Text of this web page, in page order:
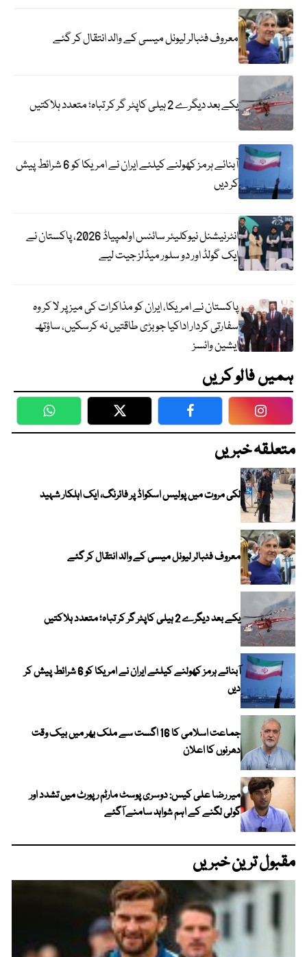
معروف فٹبالر لیونل میسی کے والد انتقال کر گئے
یکے بعد دیگرے 2 ہیلی کاپٹر گر کر تباہ؛ متعدد ہلاکتیں
آبنائے ہرمز کھولنے کیلئے ایران نے امریکا کو 6 شرائط پیش
کر دیں
انٹرنیشنل نیوکلیئر سائنس اولمپیاڈ 2026، پاکستان نے
ایک گولڈ اور دو سلور میڈلز جیت لیے
پاکستان نے امریکا، ایران کو مذاکرات کی میز پر لا کر وہ
سفارتی کردار اداکیا جو بڑی طاقتیں نہ کرسکیں، ساؤتھ
ایشین وائسز
ہمیں فالو کریں
WhatsApp Twitter Facebook
متعلقہ خبریں
لکی مروت میں پولیس اسکواڈ پر فائرنگ، ایک اہلکار شہید
معروف فٹبالر لیونل میسی کے والد انتقال کر گئے
یکے بعد دیگرے 2 ہیلی کاپٹر گر کر تباہ؛ متعدد ہلاکتیں
آبنائے ہرمز کھولنے کیلئے ایران نے امریکا کو 6 شرائط پیش کر
دیں
جماعت اسلامی کا 16 اگست سے ملک بھر میں بیک وقت
دھرنوں کا اعلان
میر رضا علی کیس: دوسری پوسٹ مارٹم رپورٹ میں تشدد اور
گولی لگنے کے اہم شواہد سامنے آگئے
مقبول ترین خبریں